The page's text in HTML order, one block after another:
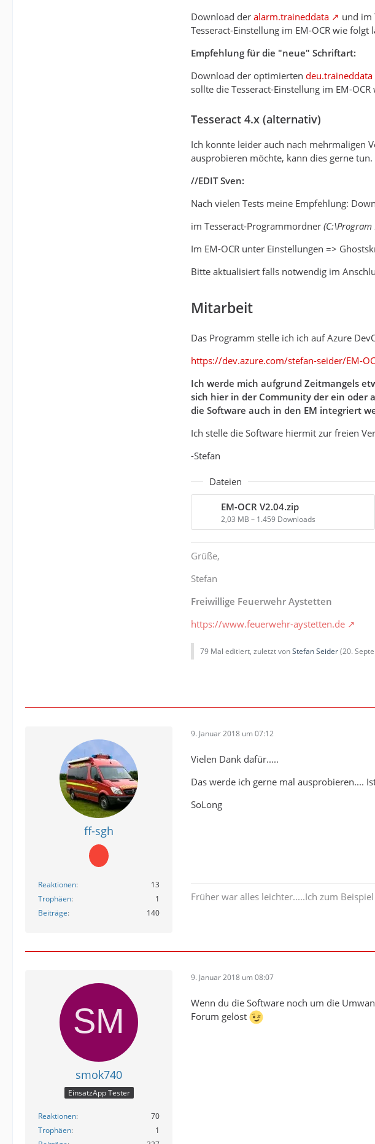
Download der alarm.traineddata und im
Tesseract-Einstellung im EM-OCR wie folgt
Empfehlung für die "neue" Schriftart:
Download der optimierten deu.traineddata
sollte die Tesseract-Einstellung im EM-
Tesseract 4.x (alternativ)
Ich konnte leider auch nach mehrmaligen
ausprobieren möchte, kann dies gerne
//EDIT Sven:
Nach vielen Tests meine Empfehlung:
im Tesseract-Programmordner (C:\Program
Im EM-OCR unter Einstellungen =>
Bitte aktualisiert falls notwendig im
Mitarbeit
Das Programm stelle ich ich auf Azure
https://dev.azure.com/stefan-seider/EM-
Ich werde mich aufgrund Zeitmangels
sich hier in der Community der ein oder
die Software auch in den EM integriert
Ich stelle die Software hiermit zur freien
-Stefan
Dateien
EM-OCR V2.04.zip
2,03 MB – 1.459 Downloads
Grüße,
Stefan
Freiwillige Feuerwehr Aystetten
https://www.feuerwehr-aystetten.de
79 Mal editiert, zuletzt vonStefan Seider(20.
ff-sgh
Reaktionen
13
Trophäen
1
Beiträge
140
9. Januar 2018 um 07:12
Vielen Dank dafür.....
Das werde ich gerne mal ausprobieren....
SoLong
Früher war alles leichter.....Ich zum Beispiel
smok740
EinsatzApp Tester
Reaktionen
70
Trophäen
1
9. Januar 2018 um 08:07
Wenn du die Software noch um die
Forum gelöst